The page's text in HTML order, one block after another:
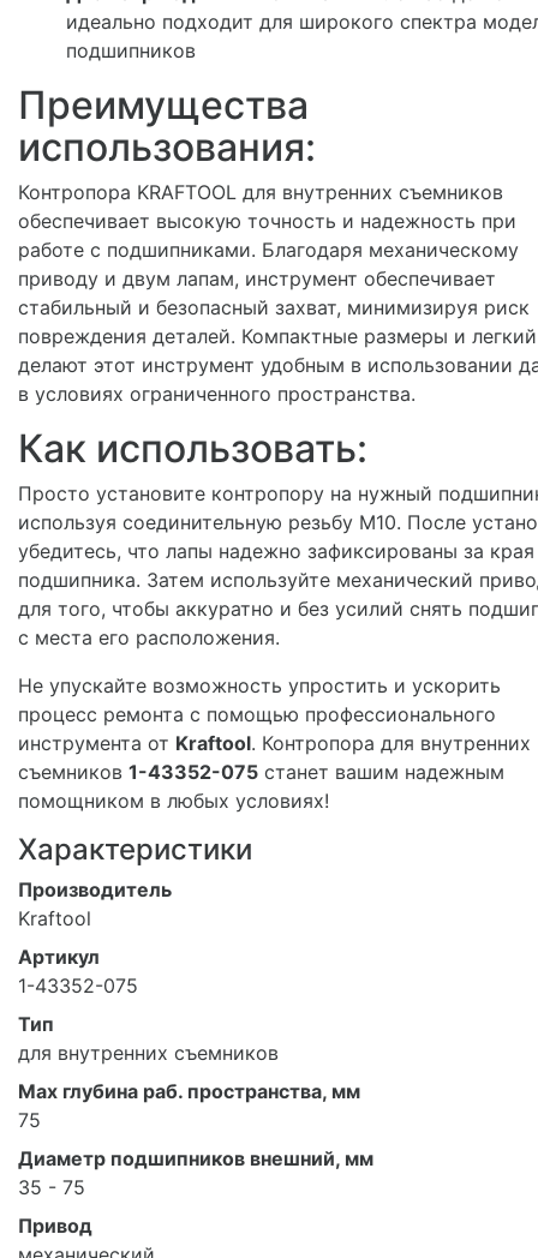
идеально подходит для широкого спектра
подшипников
Преимущества
использования:
Контропора KRAFTOOL для внутренних съемников
обеспечивает высокую точность и надежность при
работе с подшипниками. Благодаря механическому
приводу и двум лапам, инструмент обеспечивает
стабильный и безопасный захват, минимизируя риск
повреждения деталей. Компактные размеры и
делают этот инструмент удобным в использовании
в условиях ограниченного пространства.
Как использовать:
Просто установите контропору на нужный
используя соединительную резьбу M10. После
убедитесь, что лапы надежно зафиксированы за края
подшипника. Затем используйте механический
для того, чтобы аккуратно и без усилий снять
с места его расположения.
Не упускайте возможность упростить и ускорить
процесс ремонта с помощью профессионального
инструмента от Kraftool. Контропора для внутренних
съемников 1-43352-075 станет вашим надежным
помощником в любых условиях!
Характеристики
Производитель
Kraftool
Артикул
1-43352-075
Тип
для внутренних съемников
Max глубина раб. пространства, мм
75
Диаметр подшипников внешний, мм
35 - 75
Привод